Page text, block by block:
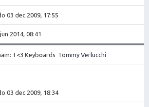
03 dec 2009, 17:55
2014, 08:41
I <3 Keyboards Tommy Verlucchi
03 dec 2009, 18:34